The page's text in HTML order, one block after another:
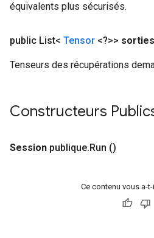
équivalents plus sécurisés.
public List< Tensor <?>> sorties
Tenseurs des récupérations
Constructeurs
Session publique.Run ()
Ce contenu vous a-